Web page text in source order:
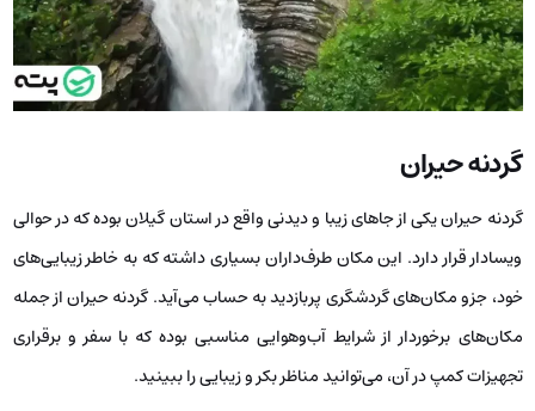
گردنه حیران
گردنه حیران یکی از جاهای زیبا و دیدنی واقع در استان گیلان بوده که در حوالی
ویسادار قرار دارد. این مکان طرف‌داران بسیاری داشته که به‌ خاطر زیبایی‌های
خود، جزو مکان‌های گردشگری پربازدید به‌ حساب می‌آید. گردنه حیران از جمله
مکان‌های برخوردار از شرایط آب‌وهوایی مناسبی بوده که با سفر و برقراری
تجهیزات کمپ در آن، می‌توانید مناظر بکر و زیبایی را ببینید.